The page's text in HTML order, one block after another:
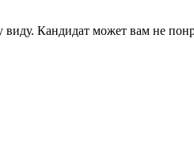
Кандидат может вам не